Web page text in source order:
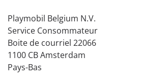
Playmobil Belgium N.V.
Service Consommateur
Boite de courriel 22066
1100 CB Amsterdam
Pays-Bas